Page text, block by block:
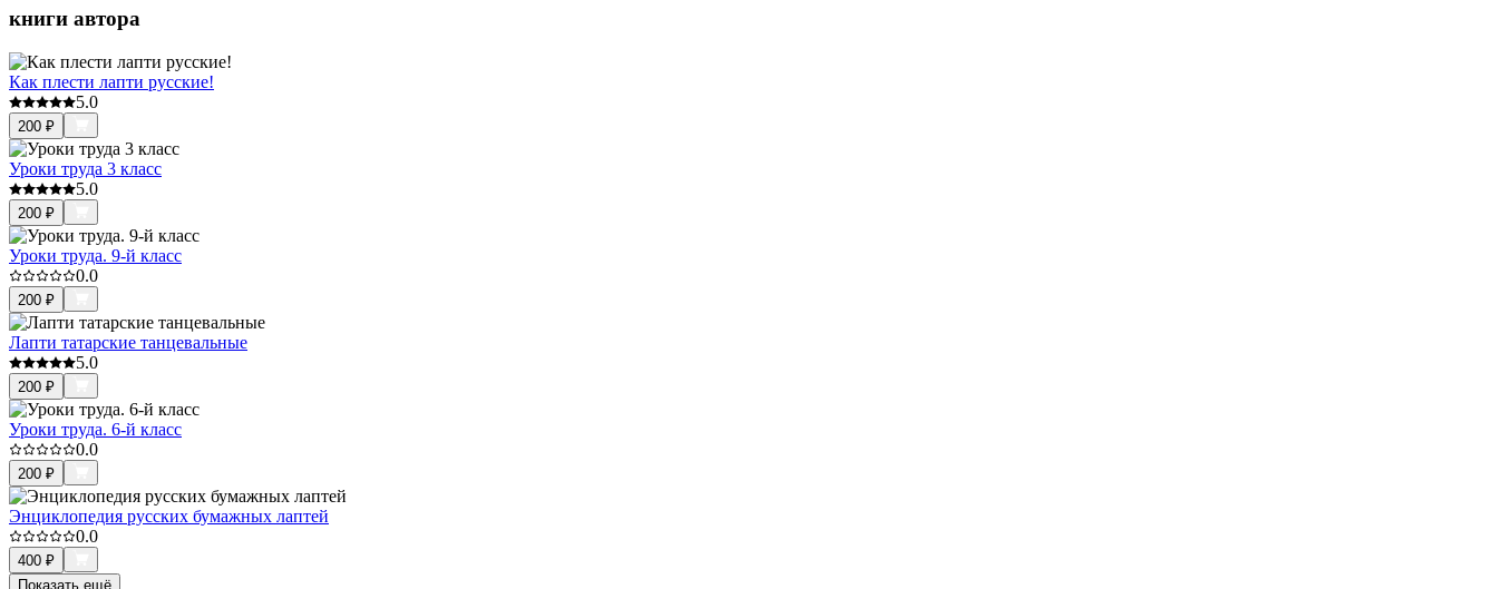
книги автора
Как плести лапти русские!
5.0
200 ₽
Уроки труда 3 класс
5.0
200 ₽
Уроки труда. 9-й класс
0.0
200 ₽
Лапти татарские танцевальные
5.0
200 ₽
Уроки труда. 6-й класс
0.0
200 ₽
Энциклопедия русских бумажных лаптей
0.0
400 ₽
Показать ещё